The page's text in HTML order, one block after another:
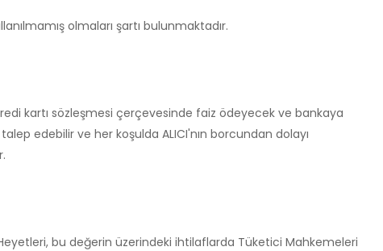
olmaları şartı bulunmaktadır.
kartı sözleşmesi çerçevesinde faiz ödeyecek ve bankaya
edebilir ve her koşulda ALICI'nın borcundan dolayı
bu değerin üzerindeki ihtilaflarda Tüketici Mahkemeleri